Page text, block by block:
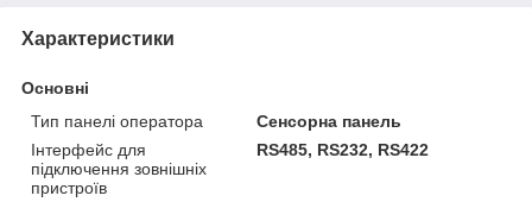
Характеристики
Основні
Тип панелі оператора
Сенсорна панель
Інтерфейс для
підключення зовнішніх
пристроїв
RS485, RS232, RS422